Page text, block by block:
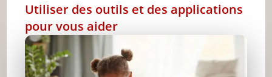
Utiliser des outils et des applications
pour vous aider